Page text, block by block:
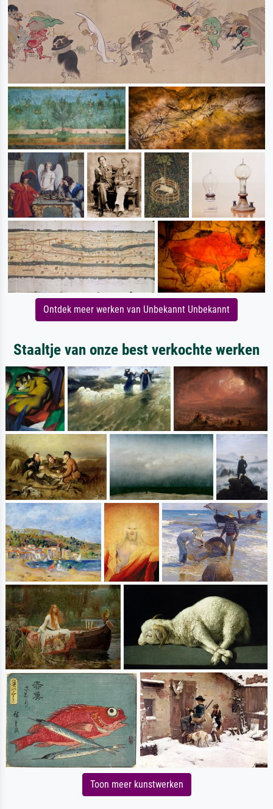
Ontdek meer werken van Unbekannt Unbekannt
Staaltje van onze best verkochte werken
Toon meer kunstwerken